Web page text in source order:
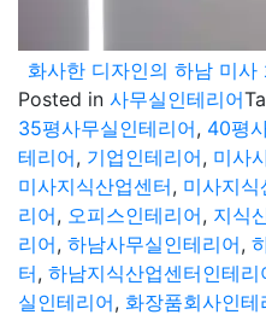
Posted in 사무실인테리어
35평사무실인테리어, 40평
테리어, 기업인테리어, 미사
미사지식산업센터, 미사지식
리어, 오피스인테리어, 지식
리어, 하남사무실인테리어,
터, 하남지식산업센터인테리
실인테리어, 화장품회사인테